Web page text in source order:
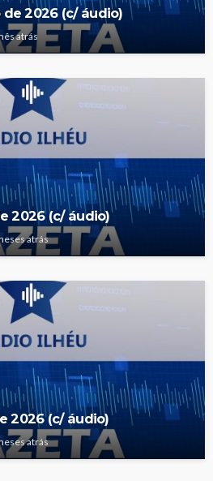
2026 (c/ áudio)
atrás
2026 (c/ áudio)
atrás
2026 (c/ áudio)
atrás